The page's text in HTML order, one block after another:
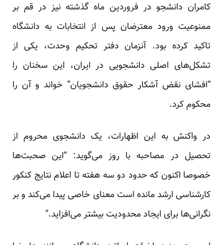
کامران دانشجو در فروردین ماه گذشته نیز در قم بر
ممنوعیت ورود معترضان پس از انتخابات به دانشگاه
تاکید کرده بود. آنزمان دفتر تحکیم وحدت، یکی از
تشکل‌های اصلی دانشجویی در ایران، این سخنان را
“افشای نقض آشکار حقوق دانشجویان” خواند و آن را
محکوم کرد.
در واکنش به این اظهارات، یک دانشجوی محروم از
تحصیل در مصاحبه با روز می‌گوید: “این صحبت‌ها
خصوصا اکنون که حدود دو سه هفته تا اعلام نتایج کنکور
کار‌شناسی ارشد مانده است معنای خاصی پیدا می‌کند و بر
نگرانی‌ها برای ایجاد محدودیت بیشتر می‌افزاید.”